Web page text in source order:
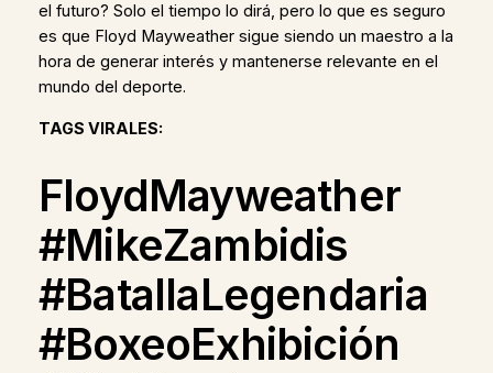
el futuro? Solo el tiempo lo dirá, pero lo que es seguro
es que Floyd Mayweather sigue siendo un maestro a la
hora de generar interés y mantenerse relevante en el
mundo del deporte.
TAGS VIRALES:
FloydMayweather
#MikeZambidis
#BatallaLegendaria
#BoxeoExhibición